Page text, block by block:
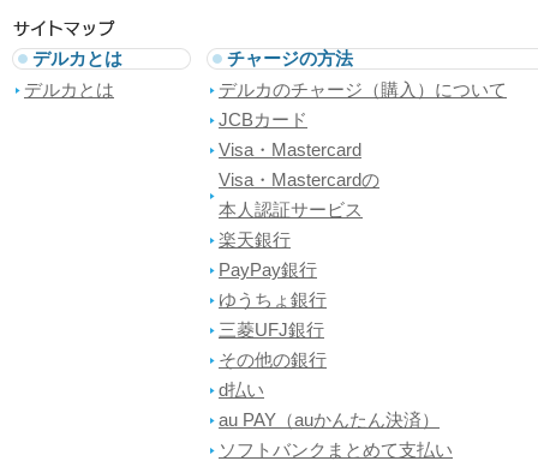
デルカとは
デルカとは
チャージの方法
デルカのチャージ（購入）について
JCBカード
Visa・Mastercard
Visa・Mastercardの
本人認証サービス
楽天銀行
PayPay銀行
ゆうちょ銀行
三菱UFJ銀行
その他の銀行
d払い
au PAY（auかんたん決済）
ソフトバンクまとめて支払い